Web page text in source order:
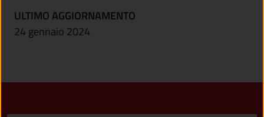
ULTIMO AGGIORNAMENTO
24 gennaio 2024